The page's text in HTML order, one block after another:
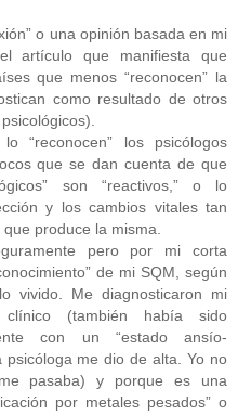
o una opinión basada en mi
artículo que manifiesta que
que menos “reconocen” la
como resultado de otros
“reconocen” los psicólogos
que se dan cuenta de que
son “reactivos,” o lo
y los cambios vitales tan
produce la misma.
pero por mi corta
de mi SQM, según
vivido. Me diagnosticaron mi
(también había sido
con un “estado ansío-
psicóloga me dio de alta. Yo no
pasaba) y porque es una
por metales pesados” o